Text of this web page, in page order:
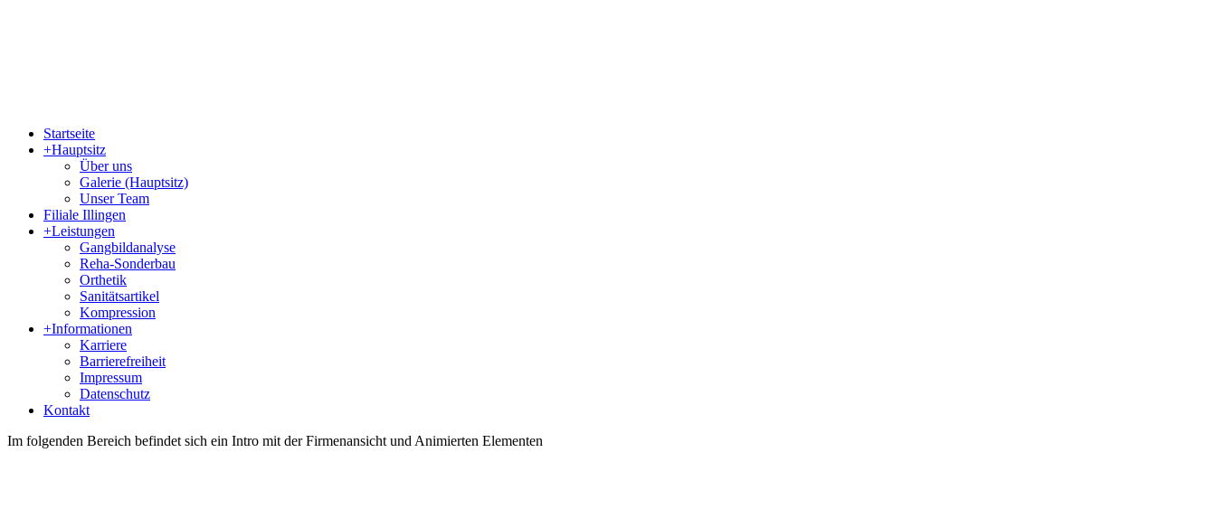
Startseite
+Hauptsitz
Über uns
Galerie (Hauptsitz)
Unser Team
Filiale Illingen
+Leistungen
Gangbildanalyse
Reha-Sonderbau
Orthetik
Sanitätsartikel
Kompression
+Informationen
Karriere
Barrierefreiheit
Impressum
Datenschutz
Kontakt
Im folgenden Bereich befindet sich ein Intro mit der Firmenansicht und Animierten Elementen